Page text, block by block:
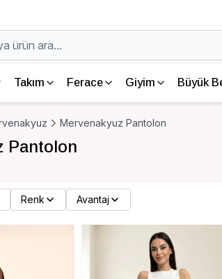
Takım Ferace Giyim Büyük
Mervenakyuz Pantolon
Pantolon
Renk Avantaj